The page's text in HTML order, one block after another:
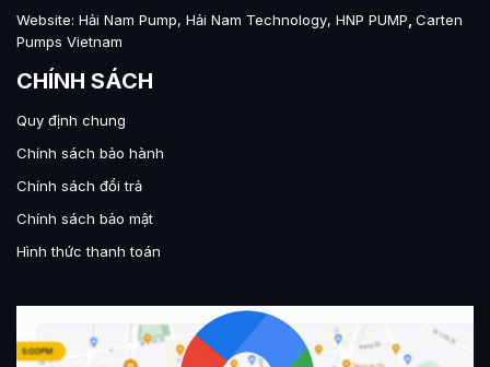
Website: Hải Nam Pump, Hải Nam Technology, HNP PUMP Carten
Pumps Vietnam
CHÍNH SÁCH
Quy định chung
Chính sách bảo hành
Chính sách đổi trả
Chính sách bảo mật
Hình thức thanh toán